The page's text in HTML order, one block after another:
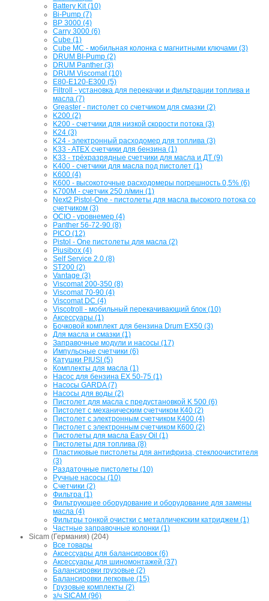
Battery Kit (10)
Bi-Pump (7)
BP 3000 (4)
Carry 3000 (6)
Cube (1)
Cube MC - мобильная колонка с магнитными ключами (3)
DRUM BI-Pump (2)
DRUM Panther (3)
DRUM Viscomat (10)
E80-E120-E300 (5)
Filtroll - установка для перекачки и фильтрации топлива и
масла (7)
Greaster - пистолет со счетчиком для смазки (2)
K200 (2)
K200 - счетчики для низкой скорости потока (3)
K24 (3)
K24 - электронный расходомер для топлива (3)
K33 - ATEX счетчики для бензина (1)
K33 - трёхразрядные счетчики для масла и ДТ (9)
K400 - счетчики для масла под пистолет (1)
K600 (4)
K600 - высокоточные расходомеры погрешность 0,5% (6)
K700M - счетчик 250 л/мин (1)
Next2 Pistol-One - пистолеты для масла высокого потока со
счетчиком (3)
OCIO - уровнемер (4)
Panther 56-72-90 (8)
PICO (12)
Pistol - One пистолеты для масла (2)
Piusibox (4)
Self Service 2.0 (8)
ST200 (2)
Vantage (3)
Viscomat 200-350 (8)
Viscomat 70-90 (4)
Viscomat DC (4)
Viscotroll - мобильный перекачивающий блок (10)
Аксессуары (1)
Бочковой комплект для бензина Drum EX50 (3)
Для масла и смазки (1)
Заправочные модули и насосы (17)
Импульсные счетчики (6)
Катушки PIUSI (5)
Комплекты для масла (1)
Насос для бензина EX 50-75 (1)
Насосы GARDA (7)
Насосы для воды (2)
Пистолет для масла с предустановкой K 500 (6)
Пистолет с механическим счетчиком К40 (2)
Пистолет с электронным счетчиком К400 (4)
Пистолет с электронным счетчиком К600 (2)
Пистолеты для масла Easy Oil (1)
Пистолеты для топлива (8)
Пластиковые пистолеты для антифриза, стеклоочистителя
(3)
Раздаточные пистолеты (10)
Ручные насосы (10)
Счетчики (2)
Фильтра (1)
Фильтрующее оборудование и оборудование для замены
масла (4)
Фильтры тонкой очистки с металличекским катриджем (1)
Частные заправочные колонки (1)
Sicam (Германия) (204)
Все товары
Аксессуары для балансировок (6)
Аксессуары для шиномонтажей (37)
Балансировки грузовые (2)
Балансировки легковые (15)
Грузовые комплекты (2)
з/ч SICAM (96)